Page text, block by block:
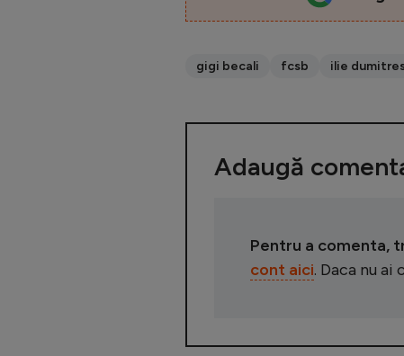
gigi becali fcsb ilie
Adaugă
Pentru a comenta,
cont aici. Daca nu ai